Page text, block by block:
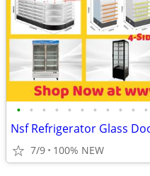
• • • • • • • • • • •
7/9 100% NEW